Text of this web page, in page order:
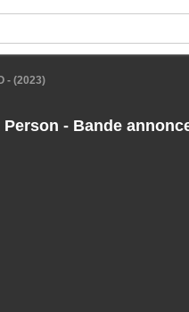
- (2023)
Person - Bande